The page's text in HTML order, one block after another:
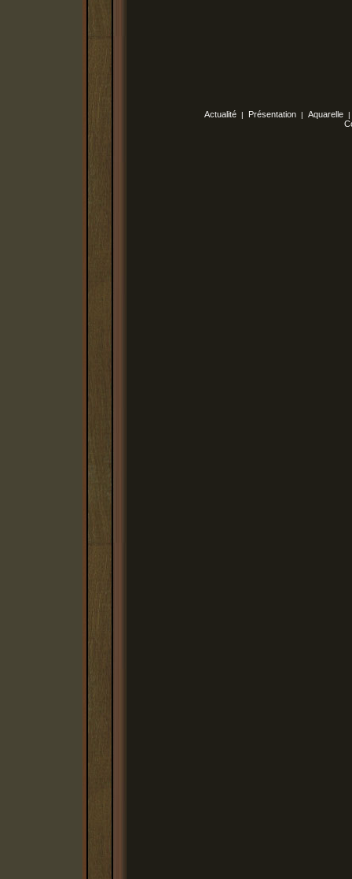
Actualité | Présentation | Aquarelle